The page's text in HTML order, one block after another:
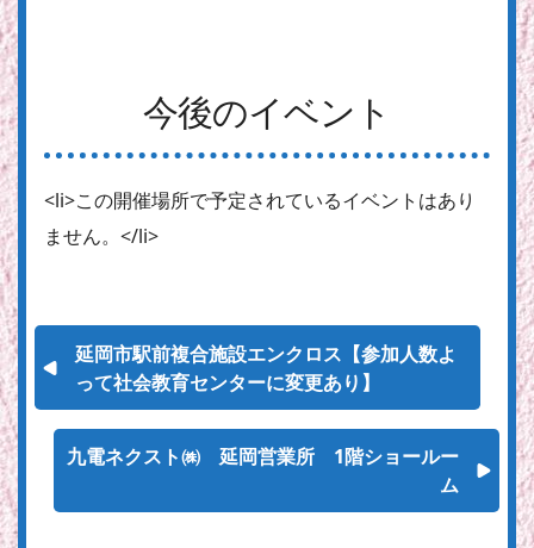
今後のイベント
<li>この開催場所で予定されているイベントはあり
ません。</li>
延岡市駅前複合施設エンクロス【参加人数よ
って社会教育センターに変更あり】
九電ネクスト㈱ 延岡営業所 1階ショールー
ム